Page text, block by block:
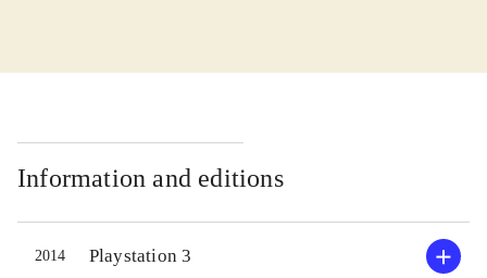
Tempelridderne. Spillet er
lands og til vands med fjender som
skal nedkæmpes, venner som skal
for lejemorderne men det er
nedprioriteret til fordel for et mere
Information and editions
2014 Playstation 3